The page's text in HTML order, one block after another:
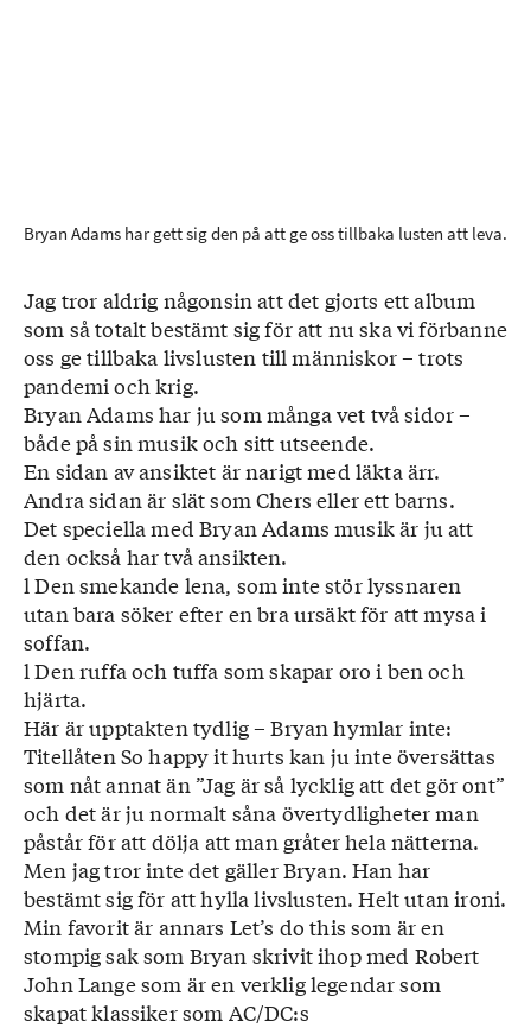
Bryan Adams har gett sig den på att ge oss tillbaka lusten att leva.
Jag tror aldrig någonsin att det gjorts ett album
som så totalt bestämt sig för att nu ska vi förbanne
oss ge tillbaka livslusten till människor – trots
pandemi och krig.
Bryan Adams har ju som många vet två sidor –
både på sin musik och sitt utseende.
En sidan av ansiktet är narigt med läkta ärr.
Andra sidan är slät som Chers eller ett barns.
Det speciella med Bryan Adams musik är ju att
den också har två ansikten.
l Den smekande lena, som inte stör lyssnaren
utan bara söker efter en bra ursäkt för att mysa i
soffan.
l Den ruffa och tuffa som skapar oro i ben och
hjärta.
Här är upptakten tydlig – Bryan hymlar inte:
Titellåten So happy it hurts kan ju inte översättas
som nåt annat än ”Jag är så lycklig att det gör ont”
och det är ju normalt såna övertydligheter man
påstår för att dölja att man gråter hela nätterna.
Men jag tror inte det gäller Bryan. Han har
bestämt sig för att hylla livslusten. Helt utan ironi.
Min favorit är annars Let’s do this som är en
stompig sak som Bryan skrivit ihop med Robert
John Lange som är en verklig legendar som
skapat klassiker som AC/DC:s